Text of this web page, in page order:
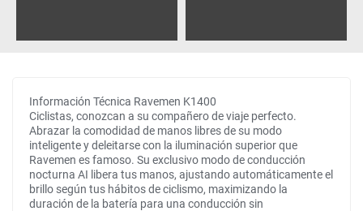
Información Técnica Ravemen K1400
Ciclistas, conozcan a su compañero de viaje perfecto.
Abrazar la comodidad de manos libres de su modo
inteligente y deleitarse con la iluminación superior que
Ravemen es famoso. Su exclusivo modo de conducción
nocturna AI libera tus manos, ajustando automáticamente el
brillo según tus hábitos de ciclismo, maximizando la
duración de la batería para una conducción sin